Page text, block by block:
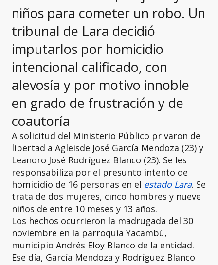
niños para cometer un robo. Un
tribunal de Lara decidió
imputarlos por homicidio
intencional calificado, con
alevosía y por motivo innoble
en grado de frustración y de
coautoría
A solicitud del Ministerio Público privaron de
libertad a Agleisde José García Mendoza (23) y
Leandro José Rodríguez Blanco (23). Se les
responsabiliza por el presunto intento de
homicidio de 16 personas en el estado Lara. Se
trata de dos mujeres, cinco hombres y nueve
niños de entre 10 meses y 13 años.
Los hechos ocurrieron la madrugada del 30
noviembre en la parroquia Yacambú,
municipio Andrés Eloy Blanco de la entidad.
Ese día, García Mendoza y Rodríguez Blanco